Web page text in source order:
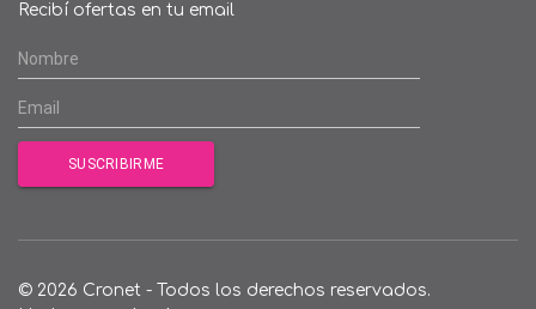
Recibí ofertas en tu email
© 2026 Cronet - Todos los derechos reservados.